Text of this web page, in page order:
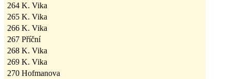
264 K. Vika
265 K. Vika
266 K. Vika
267 Příční
268 K. Vika
269 K. Vika
270 Hofmanova